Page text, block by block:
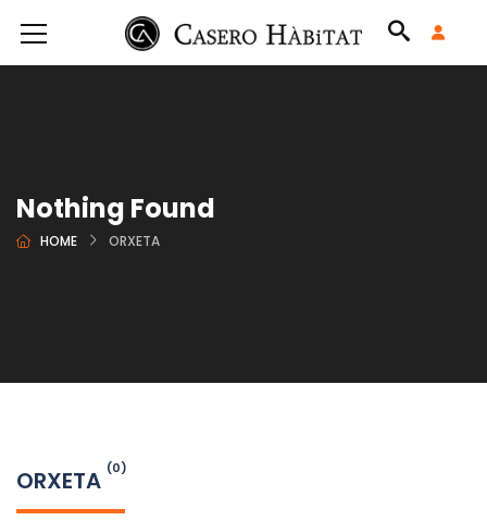
Nothing Found
HOME ORXETA
ORXETA (0)